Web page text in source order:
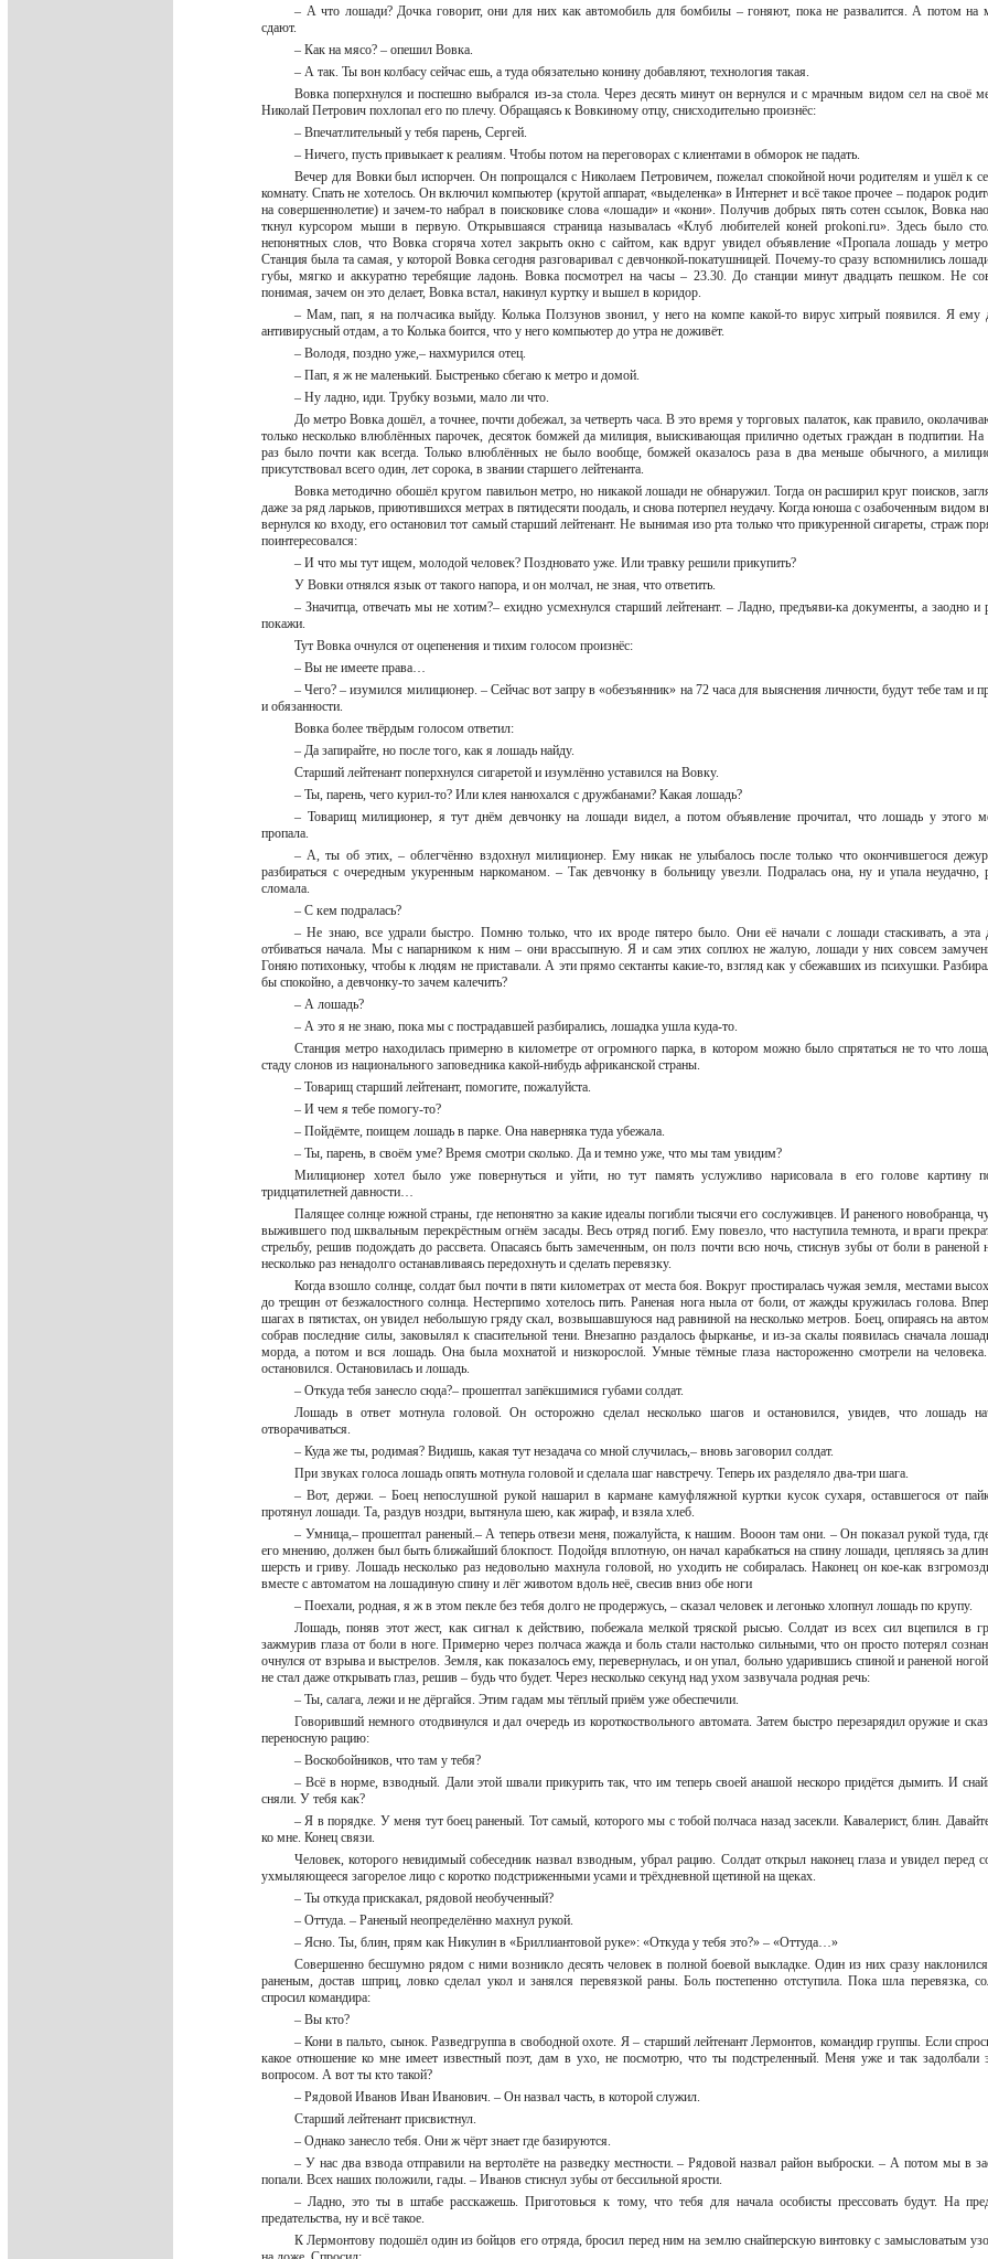
– А что лошади? Дочка говорит, они для них как автомобиль для бомбилы – гоняют, пока не развалится. А потом на
сдают.
– Как на мясо? – опешил Вовка.
– А так. Ты вон колбасу сейчас ешь, а туда обязательно конину добавляют, технология такая.
Вовка поперхнулся и поспешно выбрался из-за стола. Через десять минут он вернулся и с мрачным видом сел на своё
Николай Петрович похлопал его по плечу. Обращаясь к Вовкиному отцу, снисходительно произнёс:
– Впечатлительный у тебя парень, Сергей.
– Ничего, пусть привыкает к реалиям. Чтобы потом на переговорах с клиентами в обморок не падать.
Вечер для Вовки был испорчен. Он попрощался с Николаем Петровичем, пожелал спокойной ночи родителям и ушёл к
комнату. Спать не хотелось. Он включил компьютер (крутой аппарат, «выделенка» в Интернет и всё такое прочее – подарок
на совершеннолетие) и зачем-то набрал в поисковике слова «лошади» и «кони». Получив добрых пять сотен ссылок, Вовка
ткнул курсором мыши в первую. Открывшаяся страница называлась «Клуб любителей коней prokoni.ru». Здесь было
непонятных слов, что Вовка сгоряча хотел закрыть окно с сайтом, как вдруг увидел объявление «Пропала лошадь у
Станция была та самая, у которой Вовка сегодня разговаривал с девчонкой-покатушницей. Почему-то сразу вспомнились
губы, мягко и аккуратно теребящие ладонь. Вовка посмотрел на часы – 23.30. До станции минут двадцать пешком. Не
понимая, зачем он это делает, Вовка встал, накинул куртку и вышел в коридор.
– Мам, пап, я на полчасика выйду. Колька Ползунов звонил, у него на компе какой-то вирус хитрый появился. Я ему
антивирусный отдам, а то Колька боится, что у него компьютер до утра не доживёт.
– Володя, поздно уже,– нахмурился отец.
– Пап, я ж не маленький. Быстренько сбегаю к метро и домой.
– Ну ладно, иди. Трубку возьми, мало ли что.
До метро Вовка дошёл, а точнее, почти добежал, за четверть часа. В это время у торговых палаток, как правило,
только несколько влюблённых парочек, десяток бомжей да милиция, выискивающая прилично одетых граждан в подпитии. На
раз было почти как всегда. Только влюблённых не было вообще, бомжей оказалось раза в два меньше обычного, а
присутствовал всего один, лет сорока, в звании старшего лейтенанта.
Вовка методично обошёл кругом павильон метро, но никакой лошади не обнаружил. Тогда он расширил круг поисков,
даже за ряд ларьков, приютившихся метрах в пятидесяти поодаль, и снова потерпел неудачу. Когда юноша с озабоченным видом
вернулся ко входу, его остановил тот самый старший лейтенант. Не вынимая изо рта только что прикуренной сигареты, страж
поинтересовался:
– И что мы тут ищем, молодой человек? Поздновато уже. Или травку решили прикупить?
У Вовки отнялся язык от такого напора, и он молчал, не зная, что ответить.
– Значитца, отвечать мы не хотим?– ехидно усмехнулся старший лейтенант. – Ладно, предъяви-ка документы, а заодно и
покажи.
Тут Вовка очнулся от оцепенения и тихим голосом произнёс:
– Вы не имеете права…
– Чего? – изумился милиционер. – Сейчас вот запру в «обезъянник» на 72 часа для выяснения личности, будут тебе там и
и обязанности.
Вовка более твёрдым голосом ответил:
– Да запирайте, но после того, как я лошадь найду.
Старший лейтенант поперхнулся сигаретой и изумлённо уставился на Вовку.
– Ты, парень, чего курил-то? Или клея нанюхался с дружбанами? Какая лошадь?
– Товарищ милиционер, я тут днём девчонку на лошади видел, а потом объявление прочитал, что лошадь у этого
пропала.
– А, ты об этих, – облегчённо вздохнул милиционер. Ему никак не улыбалось после только что окончившегося
разбираться с очередным укуренным наркоманом. – Так девчонку в больницу увезли. Подралась она, ну и упала неудачно,
сломала.
– С кем подралась?
– Не знаю, все удрали быстро. Помню только, что их вроде пятеро было. Они её начали с лошади стаскивать, а эта
отбиваться начала. Мы с напарником к ним – они врассыпную. Я и сам этих соплюх не жалую, лошади у них совсем
Гоняю потихоньку, чтобы к людям не приставали. А эти прямо сектанты какие-то, взгляд как у сбежавших из психушки.
бы спокойно, а девчонку-то зачем калечить?
– А лошадь?
– А это я не знаю, пока мы с пострадавшей разбирались, лошадка ушла куда-то.
Станция метро находилась примерно в километре от огромного парка, в котором можно было спрятаться не то что
стаду слонов из национального заповедника какой-нибудь африканской страны.
– Товарищ старший лейтенант, помогите, пожалуйста.
– И чем я тебе помогу-то?
– Пойдёмте, поищем лошадь в парке. Она наверняка туда убежала.
– Ты, парень, в своём уме? Время смотри сколько. Да и темно уже, что мы там увидим?
Милиционер хотел было уже повернуться и уйти, но тут память услужливо нарисовала в его голове картину
тридцатилетней давности…
Палящее солнце южной страны, где непонятно за какие идеалы погибли тысячи его сослуживцев. И раненого новобранца,
выжившего под шквальным перекрёстным огнём засады. Весь отряд погиб. Ему повезло, что наступила темнота, и враги
стрельбу, решив подождать до рассвета. Опасаясь быть замеченным, он полз почти всю ночь, стиснув зубы от боли в раненой
несколько раз ненадолго останавливаясь передохнуть и сделать перевязку.
Когда взошло солнце, солдат был почти в пяти километрах от места боя. Вокруг простиралась чужая земля, местами
до трещин от безжалостного солнца. Нестерпимо хотелось пить. Раненая нога ныла от боли, от жажды кружилась голова.
шагах в пятистах, он увидел небольшую гряду скал, возвышавшуюся над равниной на несколько метров. Боец, опираясь на
собрав последние силы, заковылял к спасительной тени. Внезапно раздалось фырканье, и из-за скалы появилась сначала
морда, а потом и вся лошадь. Она была мохнатой и низкорослой. Умные тёмные глаза настороженно смотрели на
остановился. Остановилась и лошадь.
– Откуда тебя занесло сюда?– прошептал запёкшимися губами солдат.
Лошадь в ответ мотнула головой. Он осторожно сделал несколько шагов и остановился, увидев, что лошадь
отворачиваться.
– Куда же ты, родимая? Видишь, какая тут незадача со мной случилась,– вновь заговорил солдат.
При звуках голоса лошадь опять мотнула головой и сделала шаг навстречу. Теперь их разделяло два-три шага.
– Вот, держи. – Боец непослушной рукой нашарил в кармане камуфляжной куртки кусок сухаря, оставшегося от
протянул лошади. Та, раздув ноздри, вытянула шею, как жираф, и взяла хлеб.
– Умница,– прошептал раненый.– А теперь отвези меня, пожалуйста, к нашим. Вооон там они. – Он показал рукой туда,
его мнению, должен был быть ближайший блокпост. Подойдя вплотную, он начал карабкаться на спину лошади, цепляясь за
шерсть и гриву. Лошадь несколько раз недовольно махнула головой, но уходить не собиралась. Наконец он кое-как
вместе с автоматом на лошадиную спину и лёг животом вдоль неё, свесив вниз обе ноги
– Поехали, родная, я ж в этом пекле без тебя долго не продержусь, – сказал человек и легонько хлопнул лошадь по крупу.
Лошадь, поняв этот жест, как сигнал к действию, побежала мелкой тряской рысью. Солдат из всех сил вцепился в
зажмурив глаза от боли в ноге. Примерно через полчаса жажда и боль стали настолько сильными, что он просто потерял
очнулся от взрыва и выстрелов. Земля, как показалось ему, перевернулась, и он упал, больно ударившись спиной и раненой
не стал даже открывать глаз, решив – будь что будет. Через несколько секунд над ухом зазвучала родная речь:
– Ты, салага, лежи и не дёргайся. Этим гадам мы тёплый приём уже обеспечили.
Говоривший немного отодвинулся и дал очередь из короткоствольного автомата. Затем быстро перезарядил оружие и
переносную рацию:
– Воскобойников, что там у тебя?
– Всё в норме, взводный. Дали этой швали прикурить так, что им теперь своей анашой нескоро придётся дымить. И
сняли. У тебя как?
– Я в порядке. У меня тут боец раненый. Тот самый, которого мы с тобой полчаса назад засекли. Кавалерист, блин.
ко мне. Конец связи.
Человек, которого невидимый собеседник назвал взводным, убрал рацию. Солдат открыл наконец глаза и увидел перед
ухмыляющееся загорелое лицо с коротко подстриженными усами и трёхдневной щетиной на щеках.
– Ты откуда прискакал, рядовой необученный?
– Оттуда. – Раненый неопределённо махнул рукой.
– Ясно. Ты, блин, прям как Никулин в «Бриллиантовой руке»: «Откуда у тебя это?» – «Оттуда…»
Совершенно бесшумно рядом с ними возникло десять человек в полной боевой выкладке. Один из них сразу
раненым, достав шприц, ловко сделал укол и занялся перевязкой раны. Боль постепенно отступила. Пока шла перевязка,
спросил командира:
– Вы кто?
– Кони в пальто, сынок. Разведгруппа в свободной охоте. Я – старший лейтенант Лермонтов, командир группы. Если
какое отношение ко мне имеет известный поэт, дам в ухо, не посмотрю, что ты подстреленный. Меня уже и так задолбали
вопросом. А вот ты кто такой?
– Рядовой Иванов Иван Иванович. – Он назвал часть, в которой служил.
Старший лейтенант присвистнул.
– Однако занесло тебя. Они ж чёрт знает где базируются.
– У нас два взвода отправили на вертолёте на разведку местности. – Рядовой назвал район выброски. – А потом мы в
попали. Всех наших положили, гады. – Иванов стиснул зубы от бессильной ярости.
– Ладно, это ты в штабе расскажешь. Приготовься к тому, что тебя для начала особисты прессовать будут. На
предательства, ну и всё такое.
К Лермонтову подошёл один из бойцов его отряда, бросил перед ним на землю снайперскую винтовку с замысловатым